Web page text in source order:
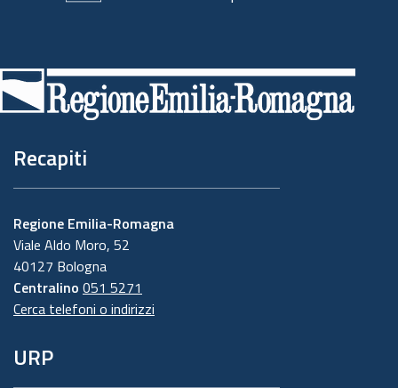
di
pagina
Recapiti
Regione Emilia-Romagna
Viale Aldo Moro, 52
40127 Bologna
Centralino 051 5271
Cerca telefoni o indirizzi
URP